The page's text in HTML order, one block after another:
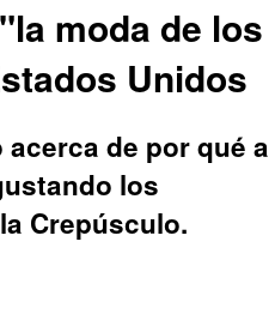
moda de los
Unidos
de por qué a
los
Crepúsculo.